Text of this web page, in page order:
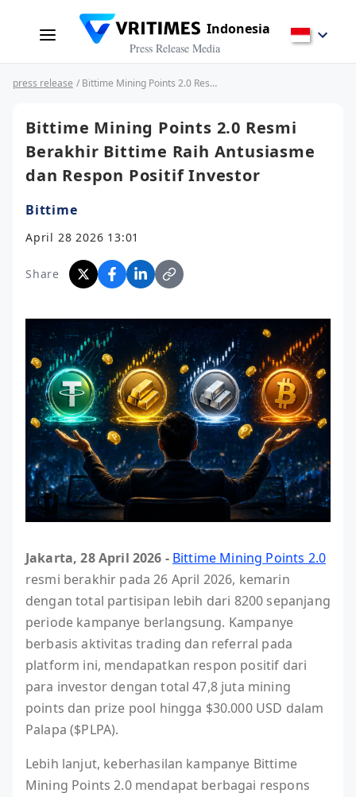
Indonesia
Press Release Media
press release / Bittime Mining Points 2.0 Resmi Berakhir Bittime Raih Antusiasme dan Respon Positif Investor
Bittime Mining Points 2.0 Resmi
Berakhir Bittime Raih Antusiasme
dan Respon Positif Investor
Bittime
April 28 2026 13:01
Share
Jakarta, 28 April 2026 - Bittime Mining Points 2.0
resmi berakhir pada 26 April 2026, kemarin
dengan total partisipan lebih dari 8200 sepanjang
periode kampanye berlangsung. Kampanye
berbasis aktivitas trading dan referral pada
platform ini, mendapatkan respon positif dari
para investor dengan total 47,8 juta mining
points dan prize pool hingga $30.000 USD dalam
Palapa ($PLPA).
Lebih lanjut, keberhasilan kampanye Bittime
Mining Points 2.0 mendapat berbagai respons